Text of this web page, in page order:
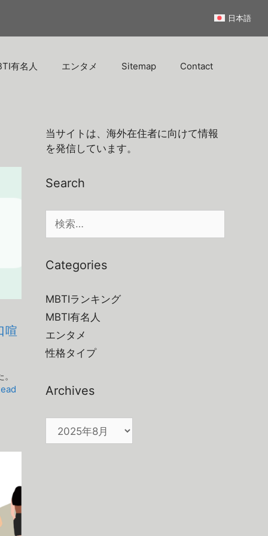
日本語
有名人 エンタメ Sitemap Contact
喧
当サイトは、海外在住者に向けて情報
を発信しています。
Search
索:
Categories
MBTIランキング
MBTI有名人
エンタメ
性格タイプ
Archives
Archives